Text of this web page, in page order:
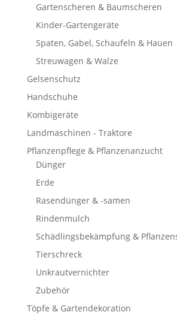
Gartenscheren & Baumscheren
Kinder-Gartengeräte
Spaten, Gabel, Schaufeln & Hauen
Streuwagen & Walze
Gelsenschutz
Handschuhe
Kombigeräte
Landmaschinen - Traktore
Pflanzenpflege & Pflanzenanzucht
Dünger
Erde
Rasendünger & -samen
Rindenmulch
Schädlingsbekämpfung &
Tierschreck
Unkrautvernichter
Zubehör
Töpfe & Gartendekoration